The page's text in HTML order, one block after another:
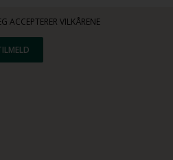
ACCEPTERER VILKÅRENE